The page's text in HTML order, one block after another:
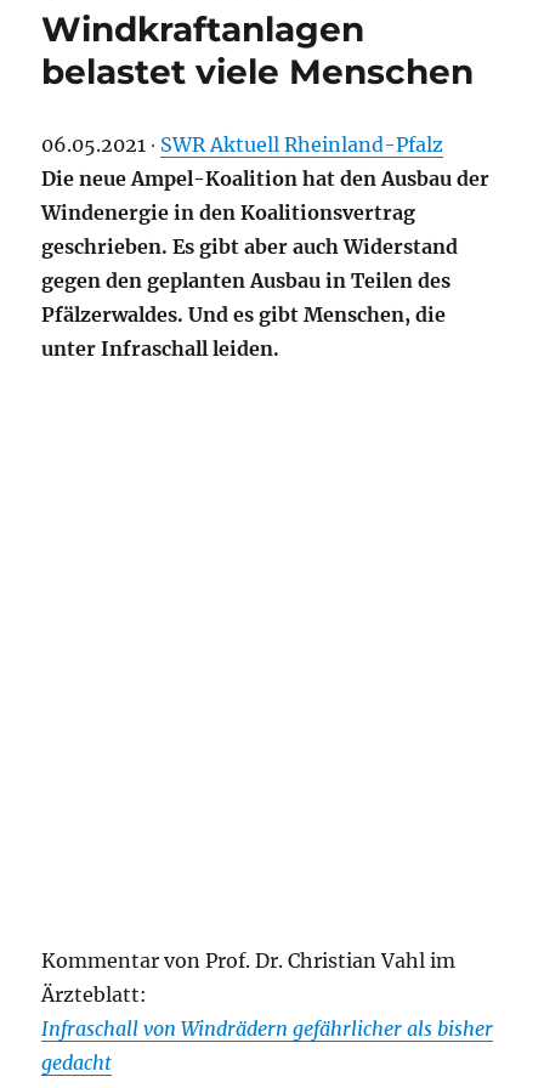
Windkraftanlagen
belastet viele Menschen
06.05.2021 ∙ SWR Aktuell Rheinland-Pfalz
Die neue Ampel-Koalition hat den Ausbau der
Windenergie in den Koalitionsvertrag
geschrieben. Es gibt aber auch Widerstand
gegen den geplanten Ausbau in Teilen des
Pfälzerwaldes. Und es gibt Menschen, die
unter Infraschall leiden.
Kommentar von Prof. Dr. Christian Vahl im
Ärzteblatt:
Infraschall von Windrädern gefährlicher als bisher
gedacht